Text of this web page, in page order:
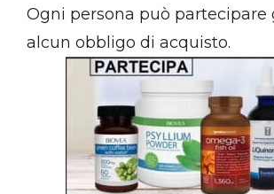
Ogni persona può partecipare
alcun obbligo di acquisto.